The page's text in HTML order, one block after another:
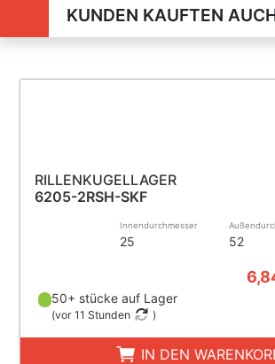
KUNDEN KAUFTEN
RILLENKUGELLAGER
6205-2RSH-SKF
Innendurchmesser
25 52
50+ stücke auf Lager
(vor 11 Stunden )
IN DEN